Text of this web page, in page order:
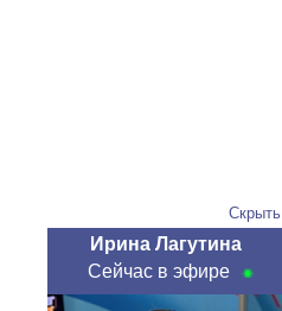
Скрыть
Ирина Лагутина
Сейчас в эфире